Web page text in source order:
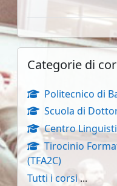
Salta Categorie di
Categorie di
Politecnico di
Scuola di
Centro
Tirocinio
(TFA2C)
Tutti i corsi...